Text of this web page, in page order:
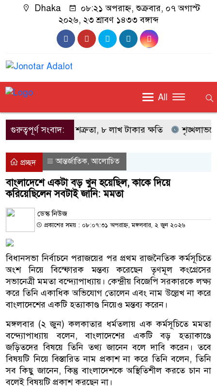
Dhaka
০৮:২১ অপরাহ্ন, শুক্রবার, ০৭ অগাস্ট
২০২৬, ২৩ শ্রাবণ ১৪৩৩ বঙ্গাব্দ
All
গুরুত্বপূর্ণ সংবাদ:
মাছের সাথে শত্রুতা, ৮ লাখ টাকার ক্ষতি
প্রচ্ছদ আন্তর্জাতিক,আলোচিত
বাংলাদেশে একটা বড় খুন হয়েছিল, কাকে দিয়ে
করিয়েছিলেন সবটাই জানি: মমতা
ডেস্ক নিউজ
প্রকাশের সময় : ০৮:০৭:৩১ অপরাহ্ন, মঙ্গলবার, ২ জুন ২০২৬
বিধানসভা নির্বাচনে পরাজয়ের পর প্রথম রাজনৈতিক কর্মসূচিতে
অংশ নিয়ে বিস্ফোরক মন্তব্য করেছেন তৃণমূল কংগ্রেসের
সভানেত্রী মমতা বন্দ্যোপাধ্যায়। কেন্দ্রীয় বিজেপি সরকারকে লক্ষ্য
করে তিনি একাধিক অভিযোগ তোলেন এবং নাম উল্লেখ না করে
বাংলাদেশের একটি হত্যাকাণ্ড নিয়েও মন্তব্য করেন।
মঙ্গলবার (২ জুন) কলকাতার ধর্মতলায় এক কর্মসূচিতে মমতা
বন্দ্যোপাধ্যায় বলেন, বাংলাদেশের একটি বড় হত্যাকাণ্ডে
জড়িতদের বিষয়ে তিনি তথ্য জানেন বলে দাবি করেন। তবে
বিষয়টি নিয়ে বিস্তারিত নাম প্রকাশ না করে তিনি বলেন, তিনি
সব কিছু জানেন, কিন্তু বাংলাদেশকে অস্থিতিশীল করতে চান না
বলেই বিষয়টি প্রকাশ করছেন না।